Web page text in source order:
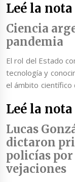
Leé la nota
Ciencia
pandemia
El rol del Estado
tecnología y
el ámbito científico
Leé la nota
Lucas
dictaron
policías
vejaciones